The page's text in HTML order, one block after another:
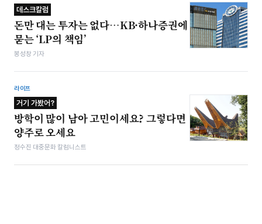
데스크칼럼
돈만 대는 투자는 없다…KB·하나증권에
묻는 ‘LP의 책임’
봉성창 기자
라이프
거기 가봤어?
방학이 많이 남아 고민이세요? 그렇다면
양주로 오세요
정수진 대중문화 칼럼니스트